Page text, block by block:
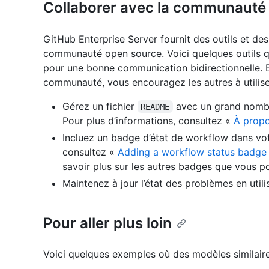
Collaborer avec la communauté
GitHub Enterprise Server fournit des outils et
communauté open source. Voici quelques outils
pour une bonne communication bidirectionnelle.
communauté, vous encouragez les autres à
Gérez un fichier
README
avec un grand
Pour plus d’informations, consultez « À
Incluez un badge d’état de workflow dans
consultez « Adding a workflow status badge
savoir plus sur les autres badges que vous
Maintenez à jour l’état des problèmes en
Pour aller plus loin
Voici quelques exemples où des modèles